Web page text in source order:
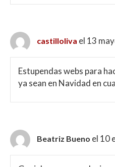
castilloliva el 13
Estupendas webs para
ya sean en Navidad en
Beatriz Bueno el 10